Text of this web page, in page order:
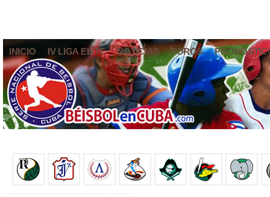
INICIO IV LIGA ELITE NOTICIAS FOROS